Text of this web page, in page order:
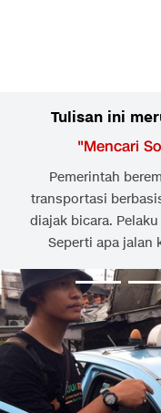
Tulisan ini
"Mencari
Pemerintah
transportasi
diajak bicara.
Seperti apa jalan